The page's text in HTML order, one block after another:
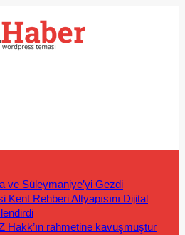
ve Süleymaniye’yi Gezdi
Rehberi Altyapısını Dijital
Hakk’ın rahmetine kavuşmuştur